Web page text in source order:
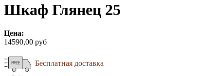
Шкаф Глянец 25
Цена:
14590,00 руб
Бесплатная доставка